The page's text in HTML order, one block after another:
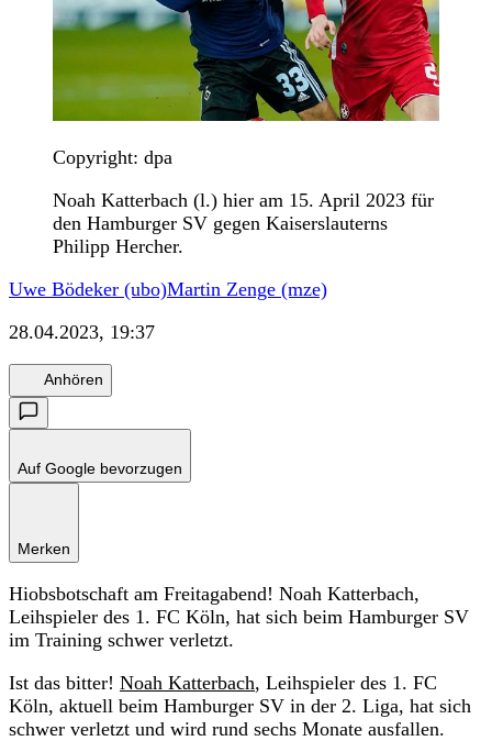
Copyright: dpa
Noah Katterbach (l.) hier am 15. April 2023 für
den Hamburger SV gegen Kaiserslauterns
Philipp Hercher.
Uwe Bödeker (ubo)Martin Zenge (mze)
28.04.2023, 19:37
Anhören
Auf Google bevorzugen
Merken
Hiobsbotschaft am Freitagabend! Noah Katterbach,
Leihspieler des 1. FC Köln, hat sich beim Hamburger SV
im Training schwer verletzt.
Ist das bitter! Noah Katterbach, Leihspieler des 1. FC
Köln, aktuell beim Hamburger SV in der 2. Liga, hat sich
schwer verletzt und wird rund sechs Monate ausfallen.